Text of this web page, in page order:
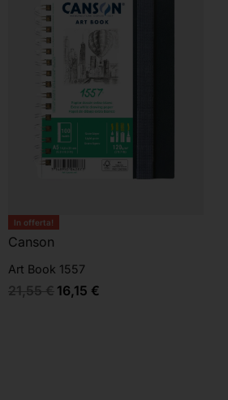
In offerta!
Canson
Art Book 1557
21,55€ 16,15 €